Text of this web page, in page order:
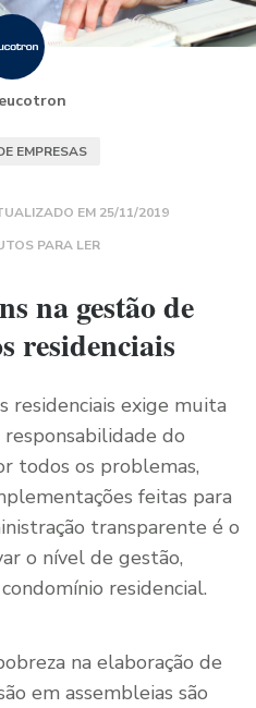
EMPRESAS
EM 25/11/2019
PARA LER
na gestão de
residenciais
residenciais exige muita
responsabilidade do
todos os problemas,
feitas para
transparente é o
o nível de gestão,
residencial.
na elaboração de
em assembleias são